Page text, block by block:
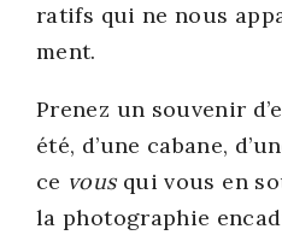
ra­tifs qui ne nous
ment.
Pre­nez un sou­ve­nir
été, d’une cabane,
ce vousqui vous en
la pho­to­gra­phie